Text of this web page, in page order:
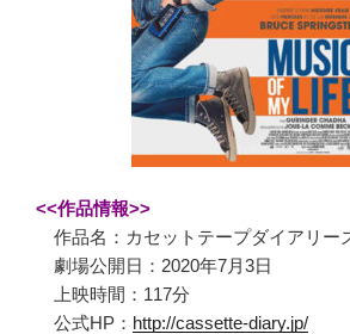
<<作品情報>>
作品名：カセットテープダイアリー
劇場公開日：2020年7月3日
上映時間：117分
公式HP： http://cassette-diary.jp/